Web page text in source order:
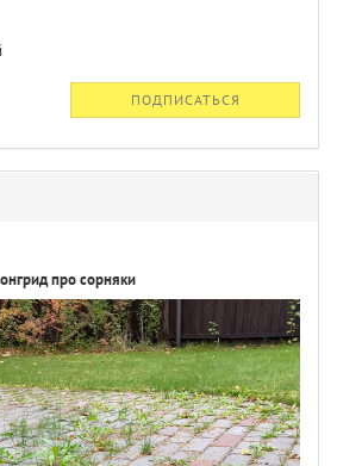
ПОДПИСАТЬСЯ
про сорняки